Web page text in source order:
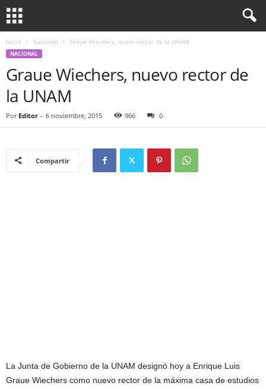
Inicio Nacional Graue Wiechers, nuevo rector de la UNAM
NACIONAL
Graue Wiechers, nuevo rector de
la UNAM
Por Editor - 6 noviembre, 2015 966 0
Compartir
La Junta de Gobierno de la UNAM designó hoy a Enrique Luis
Graue Wiechers como nuevo rector de la máxima casa de estudios